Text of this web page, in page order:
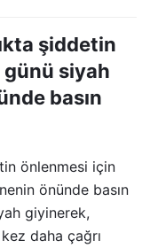
şiddetin
siyah
basın
önlenmesi için
önünde basın
giyinerek,
daha çağrı